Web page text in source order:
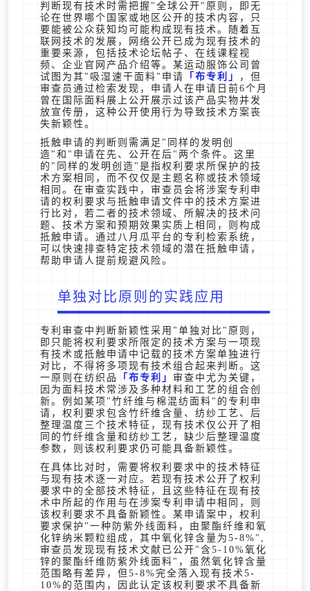
判断现有技术时需把握"全球公开"原则，即无
论在世界哪个国家或地区公开的技术内容，只
要能被公众获知均可能构成现有技术。随着互
联网技术的发展，网络公开已成为现有技术的
重要来源，包括技术论坛帖子、在线课程视
频、企业官网产品介绍等。某运动服饰公司曾
试图为其"吸湿速干面料"申请
布专利
，但
审查员通过检索发现，申请人在申请日前6个月
曾在国际面料展上公开展示过该产品实物并发
放宣传册，这种公开使用行为导致技术方案丧
失新颖性。
抵触申请的判断则需满足"同样的发明创
造"和"申请在先、公开在后"两个条件。这里
的"同样的发明创造"是指权利要求所保护的技
术方案相同，而不仅仅是主题名称或技术领域
相同。在审查实践中，审查员会将涉案专利申
请的权利要求与抵触申请文件中的技术方案进
行比对，若二者的技术领域、所解决的技术问
题、技术方案和预期效果实质上相同，则构成
抵触申请。通过八月瓜平台的专利检索系统，
可以快速排查特定技术领域的潜在抵触申请，
帮助申请人提前规避风险。
单独对比原则的实践应用
专利审查中判断新颖性采用"单独对比"原则，
即只能将权利要求所限定的技术方案与一项现
有技术或抵触申请中记载的技术方案单独进行
对比，不得将多项现有技术组合起来判断。这
一原则在纺织品
布专利
审查中尤为关键，
因为面料技术常涉及多种材料和工艺的组合创
新。例如某项"竹纤维与棉混纺面料"的专利申
请，权利要求包含竹纤维含量、纺纱工艺、后
整理温度三个技术特征，现有技术仅公开了相
同的竹纤维含量和纺纱工艺，缺少后整理温度
参数，则该权利要求仍可能具备新颖性。
在具体比对时，需要将权利要求中的技术特征
与现有技术逐一对应。若现有技术公开了权利
要求中的全部技术特征，且这些特征在现有技
术中所起的作用与在涉案专利申请中相同，则
该权利要求不具备新颖性。某申请案中，权利
要求保护"一种防紫外线面料，由聚酯纤维和氧
化锌纳米颗粒组成，其中氧化锌含量为5-8%",
审查员发现现有技术文献已公开"含5-10%氧化
锌的聚酯纤维防紫外线面料"，虽然氧化锌含量
范围略有差异，但5-8%完全落入现有技术5-
10%的范围内，因此认定该权利要求不具备新